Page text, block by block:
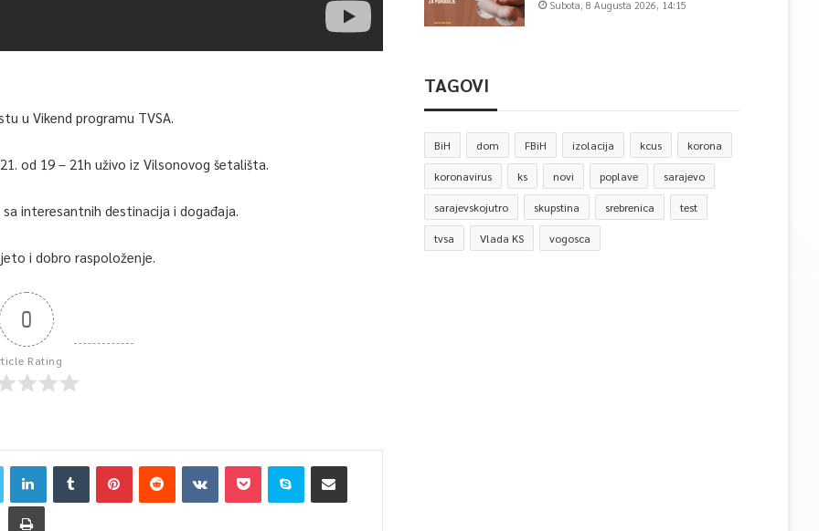
u Vikend programu TVSA.
od 19 – 21h uživo iz Vilsonovog šetališta.
interesantnih destinacija i događaja.
i dobro raspoloženje.
0
Rating
Subota, 8 Augusta 2026, 14:15
TAGOVI
BiH dom FBiH izolacija kcus korona
koronavirus ks novi poplave sarajevo
sarajevskojutro skupstina srebrenica test
tvsa Vlada KS vogosca